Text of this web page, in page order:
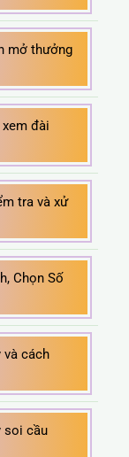
mở thưởng
đài
tra và xử
Chọn Số
và cách
soi cầu